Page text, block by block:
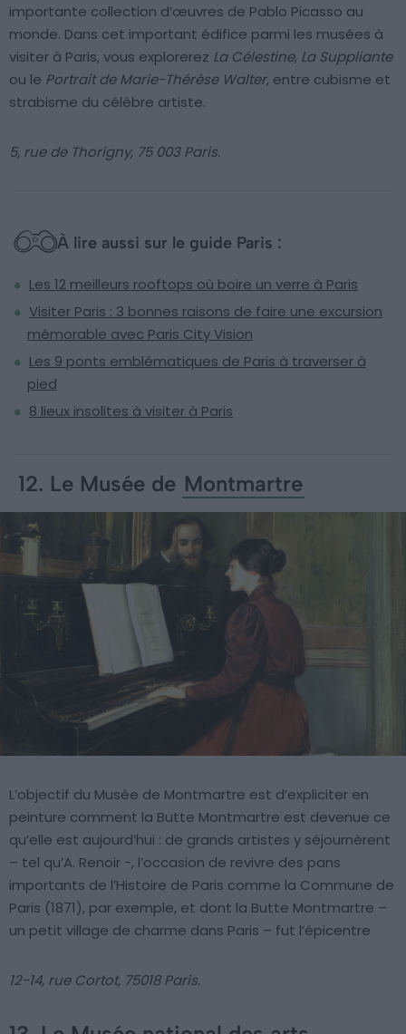
importante collection d’œuvres de Pablo Picasso au
monde. Dans cet important édifice parmi les musées à
visiter à Paris, vous explorerez La Célestine, La Suppliante
ou le Portrait de Marie-Thérèse Walter, entre cubisme et
strabisme du célèbre artiste.
5, rue de Thorigny, 75 003 Paris.
À lire aussi sur le guide Paris :
Les 12 meilleurs rooftops où boire un verre à Paris
Visiter Paris : 3 bonnes raisons de faire une excursion
mémorable avec Paris City Vision
Les 9 ponts emblématiques de Paris à traverser à
pied
8 lieux insolites à visiter à Paris
12. Le Musée de Montmartre
L’objectif du Musée de Montmartre est d’expliciter en
peinture comment la Butte Montmartre est devenue ce
qu’elle est aujourd’hui : de grands artistes y séjournèrent
– tel qu’A. Renoir -, l’occasion de revivre des pans
importants de l’Histoire de Paris comme la Commune de
Paris (1871), par exemple, et dont la Butte Montmartre –
un petit village de charme dans Paris – fut l’épicentre
12-14, rue Cortot, 75018 Paris.